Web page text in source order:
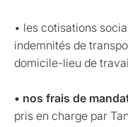
• les cotisations
indemnités de
domicile-lieu de
• nos frais de
pris en charge par